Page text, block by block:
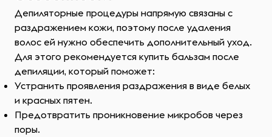
Депиляторные процедуры напрямую связаны с
раздражением кожи, поэтому после удаления
волос ей нужно обеспечить дополнительный уход.
Для этого рекомендуется купить бальзам после
депиляции, который поможет:
Устранить проявления раздражения в виде белых
и красных пятен.
Предотвратить проникновение микробов через
поры.